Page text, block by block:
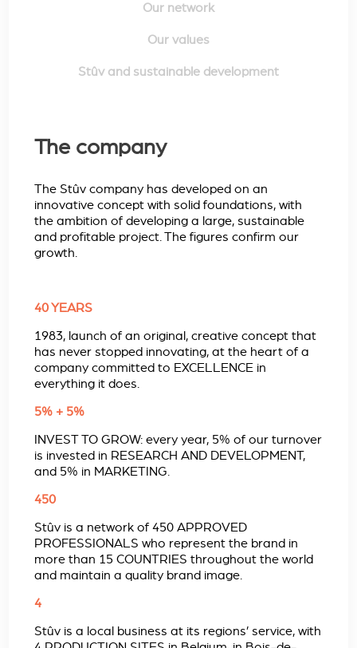
Our network
Our values
Stûv and sustainable development
The company
The Stûv company has developed on an
innovative concept with solid foundations, with
the ambition of developing a large, sustainable
and profitable project. The figures confirm our
growth.
40 YEARS
1983, launch of an original, creative concept that
has never stopped innovating, at the heart of a
company committed to EXCELLENCE in
everything it does.
5% + 5%
INVEST TO GROW: every year, 5% of our turnover
is invested in RESEARCH AND DEVELOPMENT,
and 5% in MARKETING.
450
Stûv is a network of 450 APPROVED
PROFESSIONALS who represent the brand in
more than 15 COUNTRIES throughout the world
and maintain a quality brand image.
4
Stûv is a local business at its regions’ service, with